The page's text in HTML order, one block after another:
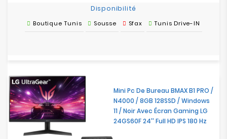
Disponibilité
Boutique Tunis Sousse Sfax Tunis Drive-IN
Mini Pc De Bureau BMAX B1 PRO /
N4000 / 8GB 128SSD / Windows
11 / Noir Avec Écran Gaming LG
24GS60F 24'' Full HD IPS 180 Hz